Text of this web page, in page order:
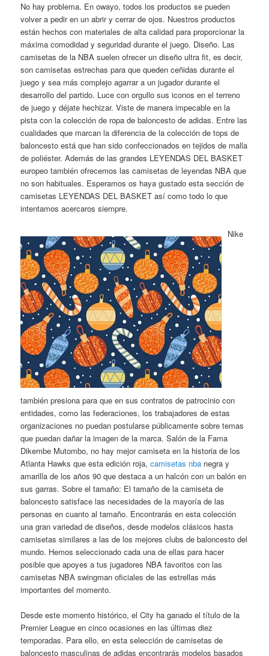
No hay problema. En owayo, todos los productos se pueden
volver a pedir en un abrir y cerrar de ojos. Nuestros productos
están hechos con materiales de alta calidad para proporcionar la
máxima comodidad y seguridad durante el juego. Diseño. Las
camisetas de la NBA suelen ofrecer un diseño ultra fit, es decir,
son camisetas estrechas para que queden ceñidas durante el
juego y sea más complejo agarrar a un jugador durante el
desarrollo del partido. Luce con orgullo sus iconos en el terreno
de juego y déjate hechizar. Viste de manera impecable en la
pista con la colección de ropa de baloncesto de adidas. Entre las
cualidades que marcan la diferencia de la colección de tops de
baloncesto está que han sido confeccionados en tejidos de malla
de poliéster. Además de las grandes LEYENDAS DEL BASKET
europeo también ofrecemos las camisetas de leyendas NBA que
no son habituales. Esperamos os haya gustado esta sección de
camisetas LEYENDAS DEL BASKET así como todo lo que
intentamos acercaros siempre.
Nike
también presiona para que en sus contratos de patrocinio con
entidades, como las federaciones, los trabajadores de estas
organizaciones no puedan postularse públicamente sobre temas
que puedan dañar la imagen de la marca. Salón de la Fama
Dikembe Mutombo, no hay mejor camiseta en la historia de los
Atlanta Hawks que esta edición roja,camisetas nba negra y
amarilla de los años 90 que destaca a un halcón con un balón en
sus garras. Sobre el tamaño: El tamaño de la camiseta de
baloncesto satisface las necesidades de la mayoría de las
personas en cuanto al tamaño. Encontrarás en esta colección
una gran variedad de diseños, desde modelos clásicos hasta
camisetas similares a las de los mejores clubs de baloncesto del
mundo. Hemos seleccionado cada una de ellas para hacer
posible que apoyes a tus jugadores NBA favoritos con las
camisetas NBA swingman oficiales de las estrellas más
importantes del momento.
Desde este momento histórico, el City ha ganado el título de la
Premier League en cinco ocasiones en las últimas diez
temporadas. Para ello, en esta selección de camisetas de
baloncesto masculinas de adidas encontrarás modelos basados